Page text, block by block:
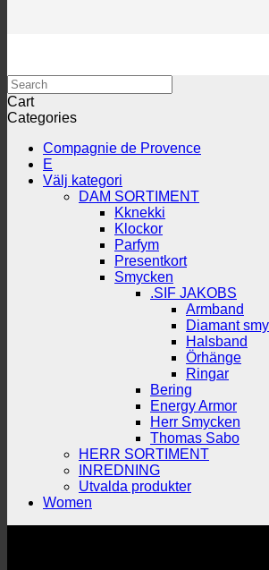
Search
Cart
Categories
Compagnie de Provence
E
Välj kategori
DAM SORTIMENT
Kknekki
Klockor
Parfym
Presentkort
Smycken
.SIF JAKOBS
Armband
Diamant
Halsband
Örhänge
Ringar
Bering
Energy Armor
Herr Smycken
Thomas Sabo
HERR SORTIMENT
INREDNING
Utvalda produkter
Women